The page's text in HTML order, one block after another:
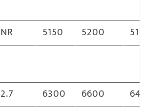
NR 5150 5200
2.7 6300 6600